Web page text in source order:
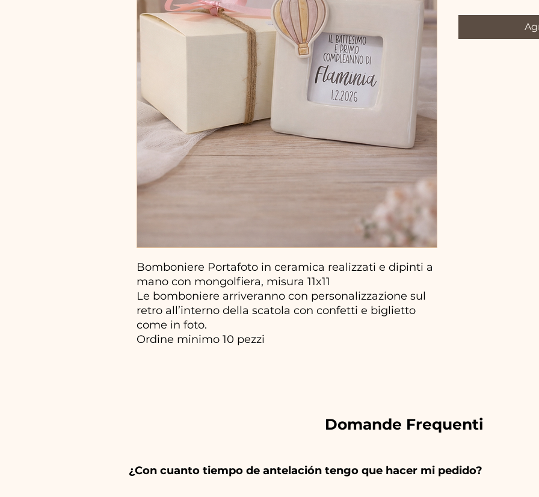
Bomboniere Portafoto in ceramica realizzati e dipinti a
mano con mongolfiera, misura 11x11
Le bomboniere arriveranno con personalizzazione sul
retro all’interno della scatola con confetti e biglietto
come in foto.
Ordine minimo 10 pezzi
Domande Frequenti
¿Con cuanto tiempo de antelación tengo que hacer mi pedido?